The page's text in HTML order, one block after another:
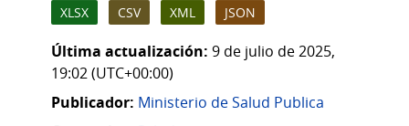
XLSX CSV XML JSON
Última actualización: 9 de julio de 2025,
19:02 (UTC+00:00)
Publicador: Ministerio de Salud Publica